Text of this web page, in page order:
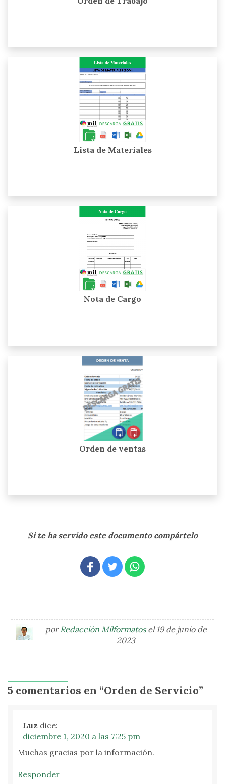
Lista de Materiales
Nota de Cargo
Orden de ventas
Si te ha servido este documento compártelo
por Redacción Milformatos el 19 de junio de
2023
5 comentarios en “Orden de Servicio”
Luz dice:
diciembre 1, 2020 a las 7:25 pm
Muchas gracias por la información.
Responder